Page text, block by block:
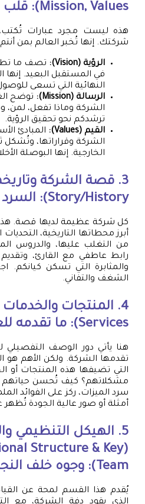
Mission, Values): قلب الشركة وروحها
هذه ليست مجرد عبارات
شركتك. إنها تُخبر العالم بمن
الرؤية (Vision):
تصف ما
في المستقبل البعيد. إنها
النهائية التي تسعى
الرسالة (Mission):
توضح
الشركة وماذا تفعل، لمن،
ترشدكم نحو تحقيق الرؤية.
القيم (Values):
المبادئ
الشركة وقراراتها، وتُشكل
الخارجية. إنها البوصلة
Story/History): السرد الذي يبني الروابط
كل شركة عظيمة لديها قصة.
أبرز محطاتها التاريخية،
من التغلب عليها، والدروس
رابط عاطفي مع القارئ،
والمثابرة التي تسكن
الشغف والتفاني.
Services): ما تقدمه للعالم
هنا يأتي دور الوصف التفصيلي
تقدمها الشركة. ولكن الأهم هو
التي تضيفها هذه المنتجات أو
مشكلاتهم؟ كيف تُحسن حياتهم
سرد الميزات، ركز على الفوائد
أمثلة أو صور عالية الجودة
5. الهيكل التنظيمي
Structure & Key
Team): وجوه خلف النجاح
يُقدم هذا القسم لمحة عن
الذي يقود دفة الشركة، مع